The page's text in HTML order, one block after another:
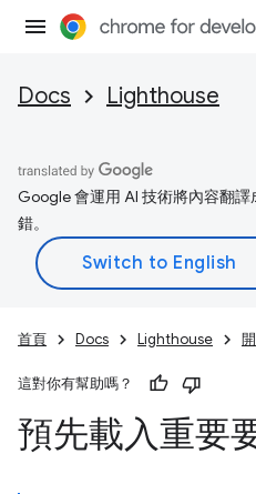
Docs Lighthouse
Google 會運用 AI 技術將內容翻
錯。
首頁 Docs Lighthouse
這對你有幫助嗎？
預先載入重要